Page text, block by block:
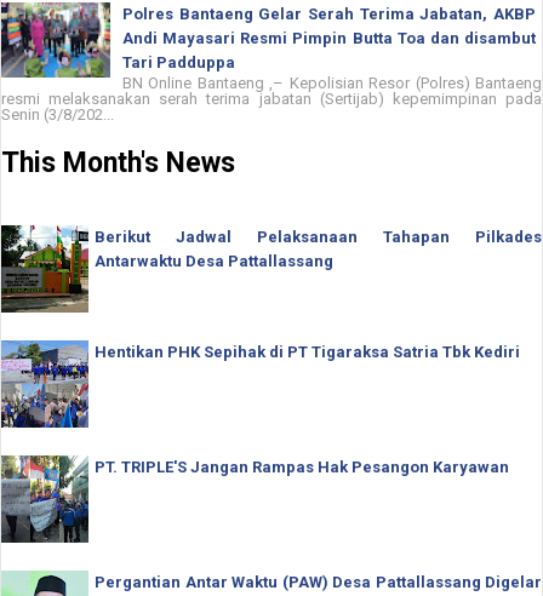
Polres Bantaeng Gelar Serah Terima Jabatan, AKBP
Andi Mayasari Resmi Pimpin Butta Toa dan disambut
Tari Padduppa
BN Online Bantaeng ,– Kepolisian Resor (Polres) Bantaeng
resmi melaksanakan serah terima jabatan (Sertijab) kepemimpinan pada
Senin (3/8/202...
This Month's News
Berikut Jadwal Pelaksanaan Tahapan Pilkades
Antarwaktu Desa Pattallassang
Hentikan PHK Sepihak di PT Tigaraksa Satria Tbk Kediri
PT. TRIPLE'S Jangan Rampas Hak Pesangon Karyawan
Pergantian Antar Waktu (PAW) Desa Pattallassang Digelar